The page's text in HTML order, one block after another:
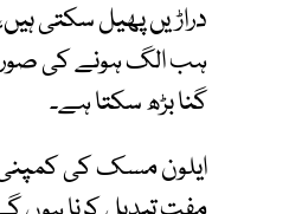
دراڑیں پھیل سکتی
ہب الگ ہونے کی
گنا بڑھ سکتا ہے۔
ایلون مسک کی کمپنی